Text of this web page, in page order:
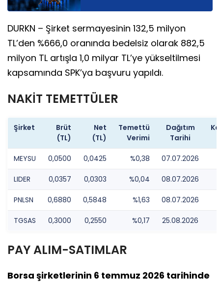
DURKN – Şirket sermayesinin 132,5 milyon
TL’den %666,0 oranında bedelsiz olarak 882,5
milyon TL artışla 1,0 milyar TL’ye yükseltilmesi
kapsamında SPK’ya başvuru yapıldı.
NAKİT TEMETTÜLER
Şirket
Brüt
(TL)
Net
(TL)
Temettü
Verimi
Dağıtım
Tarihi
MEYSU 0,0500 0,0425 %0,38 07.07.2026
LIDER 0,0357 0,0303 %0,04 08.07.2026
PNLSN 0,6880 0,5848 %1,63 08.07.2026
TGSAS 0,3000 0,2550 %0,17 25.08.2026
PAY ALIM-SATIMLAR
Borsa şirketlerinin 6 temmuz 2026 tarihinde